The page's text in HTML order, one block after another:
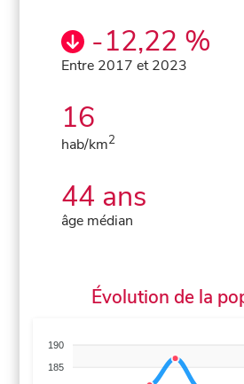
-12,22 %
Entre 2017 et 2023
16
hab/km2
44 ans
âge médian
Évolution de la
190
185